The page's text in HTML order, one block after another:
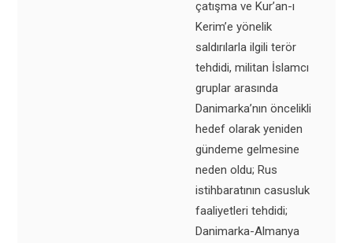
çatışma ve Kur’an-ı
Kerim’e yönelik
saldırılarla ilgili terör
tehdidi, militan İslamcı
gruplar arasında
Danimarka’nın öncelikli
hedef olarak yeniden
gündeme gelmesine
neden oldu; Rus
istihbaratının casusluk
faaliyetleri tehdidi;
Danimarka-Almanya